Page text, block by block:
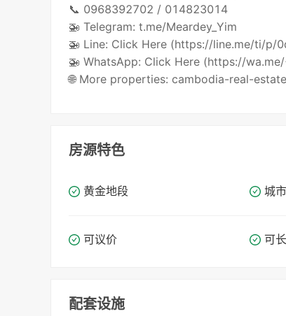
📞 0968392702 / 014823014
🚁 Telegram: t.me/Meardey_Yim
🚁 Line: Click Here (https://line.me/ti/p/
🚁 WhatsApp: Click Here (https://
🌐 More properties: cambodia-real-
房源特色
黄金地段 城
可议价 可
配套设施